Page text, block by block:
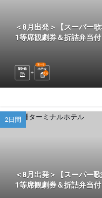
＜8月出発＞【スーパー
1等席観劇券＆折詰弁
新幹線 ホテル
選べる
1 泊
2日間
＜8月出発＞【スーパー
1等席観劇券＆折詰弁